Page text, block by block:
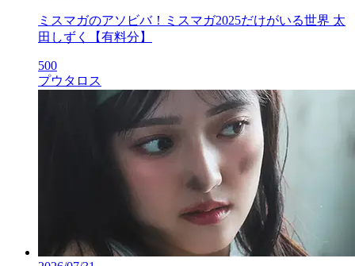
ミスマガのアソビバ！ミスマガ2025だけがいる世界 太
田しずく【有料分】
500
プウタロス